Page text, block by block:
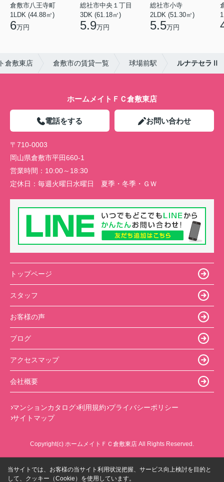
倉敷市八王寺町
1LDK (44.88㎡)
6万円
総社市中央１丁目
3DK (61.18㎡)
5.9万円
総社市小寺
2LDK (51.30㎡)
5.5万円
倉敷東店 倉敷市の賃貸一覧 球場前駅 ルナテセラⅡ
ホームメイトＦＣ倉敷東店
電話をする お問い合わせ
〒710-0003
岡山県倉敷市平田660-1
営業時間： 10:00～18:30
定休日： 毎週火曜日水曜日 夏季・冬季・ＧＷ
トップページ
スタッフ
お客様の声
ブログ
アクセスマップ
会社概要
マンションカタログ 利用規約 プライバシーポリシー
サイトマップ
Copyright(c) ホームメイトＦＣ倉敷東店 All Rights Reserved.
当サイトでは、お客様の当サイト利用状況把握、サービス向上検討を目的と
して、クッキー（Cookie）を使用しています。